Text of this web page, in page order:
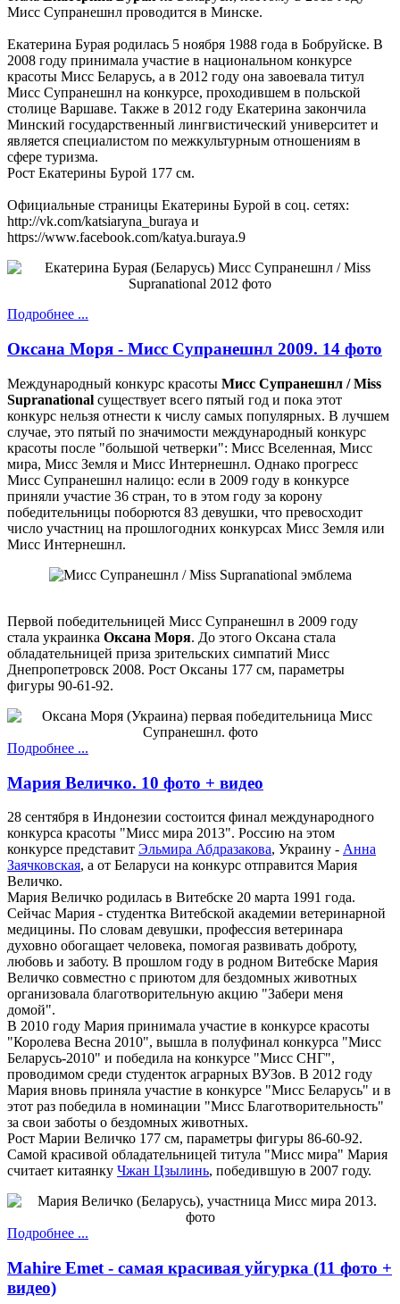
Мисс Супранешнл проводится в Минске.
Екатерина Бурая родилась 5 ноября 1988 года в Бобруйске. В
2008 году принимала участие в национальном конкурсе
красоты Мисс Беларусь, а в 2012 году она завоевала титул
Мисс Супранешнл на конкурсе, проходившем в польской
столице Варшаве. Также в 2012 году Екатерина закончила
Минский государственный лингвистический университет и
является специалистом по межкультурным отношениям в
сфере туризма.
Рост Екатерины Бурой 177 см.
Официальные страницы Екатерины Бурой в соц. сетях:
http://vk.com/katsiaryna_buraya и
https://www.facebook.com/katya.buraya.9
Подробнее ...
Оксана Моря - Мисс Супранешнл 2009. 14 фото
Международный конкурс красоты Мисс Супранешнл / Miss
Supranational существует всего пятый год и пока этот
конкурс нельзя отнести к числу самых популярных. В лучшем
случае, это пятый по значимости международный конкурс
красоты после "большой четверки": Мисс Вселенная, Мисс
мира, Мисс Земля и Мисс Интернешнл. Однако прогресс
Мисс Супранешнл налицо: если в 2009 году в конкурсе
приняли участие 36 стран, то в этом году за корону
победительницы поборются 83 девушки, что превосходит
число участниц на прошлогодних конкурсах Мисс Земля или
Мисс Интернешнл.
Первой победительницей Мисс Супранешнл в 2009 году
стала украинка Оксана Моря. До этого Оксана стала
обладательницей приза зрительских симпатий Мисс
Днепропетровск 2008. Рост Оксаны 177 см, параметры
фигуры 90-61-92.
Подробнее ...
Мария Величко. 10 фото + видео
28 сентября в Индонезии состоится финал международного
конкурса красоты "Мисс мира 2013". Россию на этом
конкурсе представит Эльмира Абдразакова, Украину - Анна
Заячковская, а от Беларуси на конкурс отправится Мария
Величко.
Мария Величко родилась в Витебске 20 марта 1991 года.
Сейчас Мария - студентка Витебской академии ветеринарной
медицины. По словам девушки, профессия ветеринара
духовно обогащает человека, помогая развивать доброту,
любовь и заботу. В прошлом году в родном Витебске Мария
Величко совместно с приютом для бездомных животных
организовала благотворительную акцию "Забери меня
домой".
В 2010 году Мария принимала участие в конкурсе красоты
"Королева Весна 2010", вышла в полуфинал конкурса "Мисс
Беларусь-2010" и победила на конкурсе "Мисс СНГ",
проводимом среди студенток аграрных ВУЗов. В 2012 году
Мария вновь приняла участие в конкурсе "Мисс Беларусь" и в
этот раз победила в номинации "Мисс Благотворительность"
за свои заботы о бездомных животных.
Рост Марии Величко 177 см, параметры фигуры 86-60-92.
Самой красивой обладательницей титула "Мисс мира" Мария
считает китаянку Чжан Цзылинь, победившую в 2007 году.
Подробнее ...
Mahire Emet - самая красивая уйгурка (11 фото +
видео)